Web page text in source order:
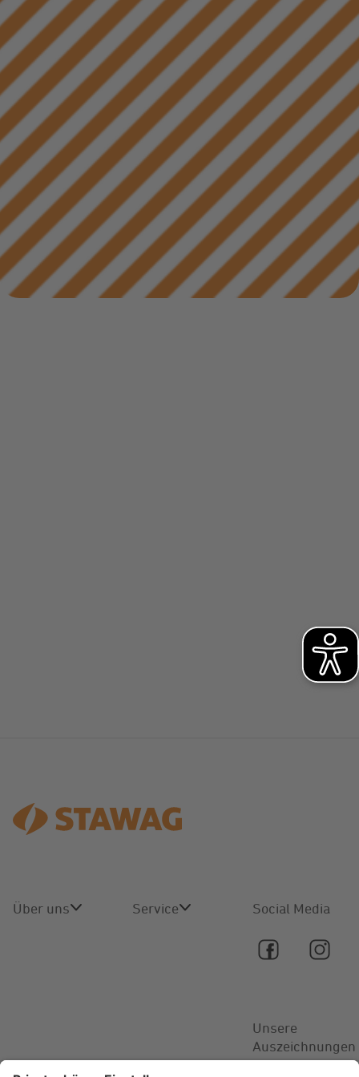
Elektromobilität
Online-
Store
Online-Service
Umzugsservice
Energieberatung
Energiefragen
Kündigung
Wärmestrom
Treue-Bonus
Vorteile
Über uns Service Social Media
Unsere
Auszeichnungen